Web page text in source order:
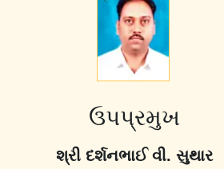
ઉપપ્રમુખ
શ્રી દર્શનભાઈ વી. સુથાર